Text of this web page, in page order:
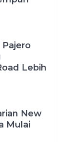
Lebih
New
Mulai